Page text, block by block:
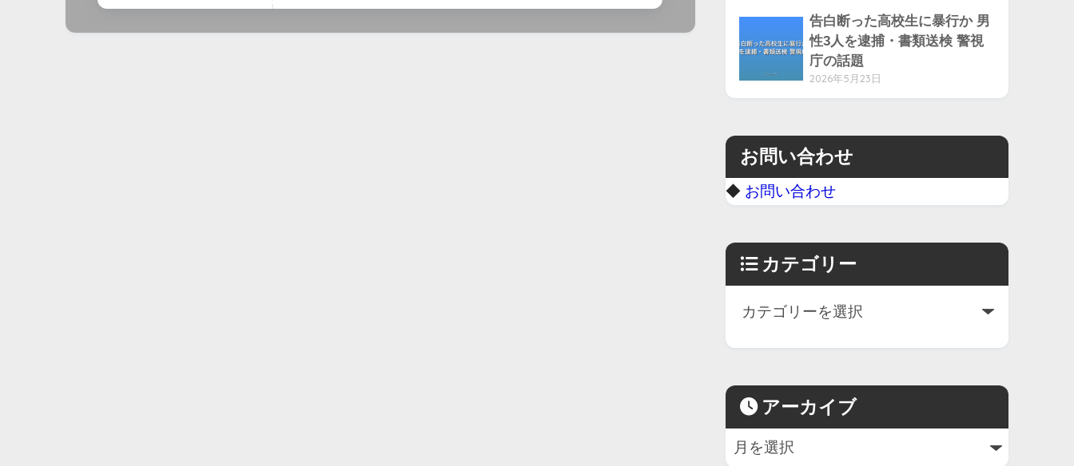
告白断った高校生に暴行か 男
性3人を逮捕・書類送検 警視
庁の話題
2026年5月23日
お問い合わせ
◆ お問い合わせ
カテゴリー
アーカイブ